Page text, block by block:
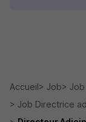
Accueil Job
Job Directrice